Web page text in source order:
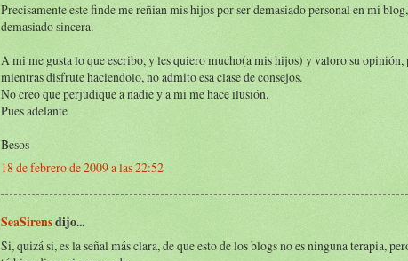
Precisamente este finde me reñian mis hijos por ser demasiado personal en mi
demasiado sincera.
A mi me gusta lo que escribo, y les quiero mucho(a mis hijos) y valoro su opinión,
mientras disfrute haciendolo, no admito esa clase de consejos.
No creo que perjudique a nadie y a mi me hace ilusión.
Pues adelante
Besos
18 de febrero de 2009 a las 22:52
SeaSirensdijo...
Si, quizá si, es la señal más clara, de que esto de los blogs no es ninguna terapia,